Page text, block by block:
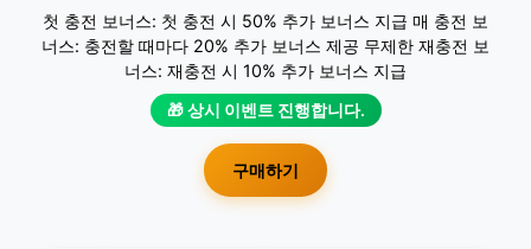
첫 충전 보너스: 첫 충전 시 50% 추가 보너스 지급 매 충전 보
너스: 충전할 때마다 20% 추가 보너스 제공 무제한 재충전 보
너스: 재충전 시 10% 추가 보너스 지급
🎁 상시 이벤트 진행합니다.
구매하기